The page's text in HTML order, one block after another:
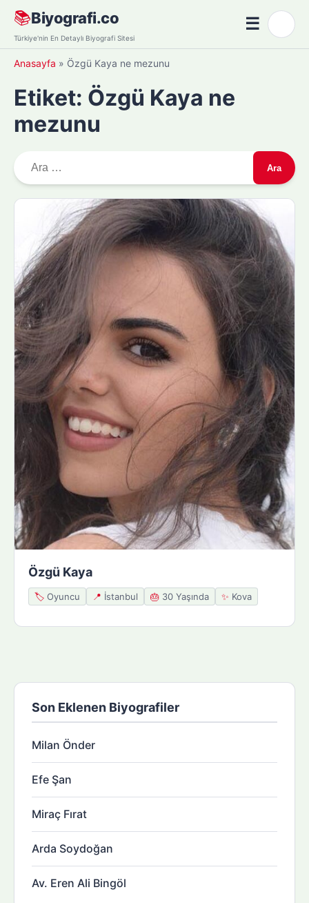
Skip
content
📚Biyografi.co
Türkiye'nin En Detaylı Biyografi Sitesi
☰Menü
Anasayfa » Özgü Kaya ne mezunu
Etiket: Özgü Kaya ne
mezunu
r
Özgü Kaya
🏷️ Oyuncu 📍 İstanbul 🎂 30 Yaşında ✨ Kova
Son Eklenen Biyografiler
Milan Önder
Efe Şan
Miraç Fırat
Arda Soydoğan
Av. Eren Ali Bingöl